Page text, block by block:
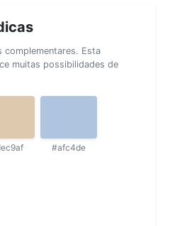
complementares. Esta
muitas possibilidades de
#afc4de